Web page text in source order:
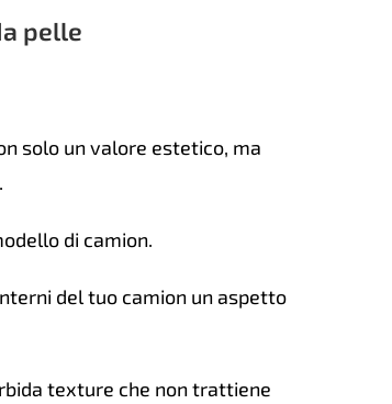
pelle
solo un valore estetico, ma
di camion.
del tuo camion un aspetto
texture che non trattiene